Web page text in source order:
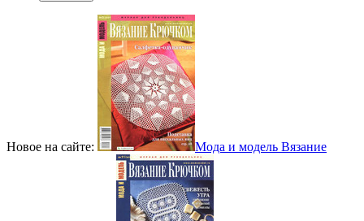
Новое на сайте: Мода и модель Вязание